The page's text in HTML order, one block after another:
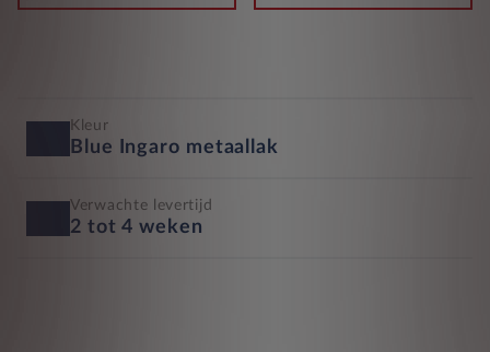
Kleur
Blue Ingaro metaallak
Verwachte levertijd
2 tot 4 weken